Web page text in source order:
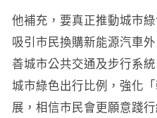
他補充，要真正推動城市
吸引市民換購新能源汽車
善城市公共交通及步行系
城市綠色出行比例，強化
展，相信市民會更願意踐